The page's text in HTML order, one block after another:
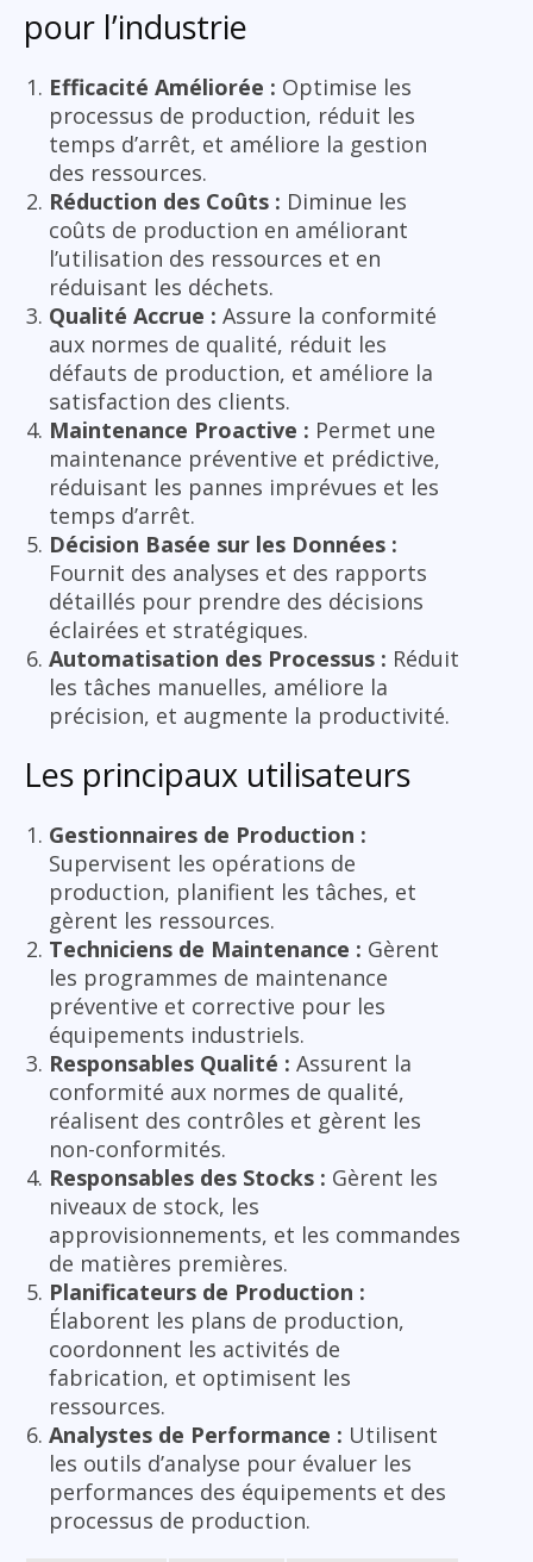
pour l’industrie
Efficacité Améliorée : Optimise les
processus de production, réduit les
temps d’arrêt, et améliore la gestion
des ressources.
Réduction des Coûts : Diminue les
coûts de production en améliorant
l’utilisation des ressources et en
réduisant les déchets.
Qualité Accrue : Assure la conformité
aux normes de qualité, réduit les
défauts de production, et améliore la
satisfaction des clients.
Maintenance Proactive : Permet une
maintenance préventive et prédictive,
réduisant les pannes imprévues et les
temps d’arrêt.
Décision Basée sur les Données :
Fournit des analyses et des rapports
détaillés pour prendre des décisions
éclairées et stratégiques.
Automatisation des Processus : Réduit
les tâches manuelles, améliore la
précision, et augmente la productivité.
Les principaux utilisateurs
Gestionnaires de Production :
Supervisent les opérations de
production, planifient les tâches, et
gèrent les ressources.
Techniciens de Maintenance : Gèrent
les programmes de maintenance
préventive et corrective pour les
équipements industriels.
Responsables Qualité : Assurent la
conformité aux normes de qualité,
réalisent des contrôles et gèrent les
non-conformités.
Responsables des Stocks : Gèrent les
niveaux de stock, les
approvisionnements, et les commandes
de matières premières.
Planificateurs de Production :
Élaborent les plans de production,
coordonnent les activités de
fabrication, et optimisent les
ressources.
Analystes de Performance : Utilisent
les outils d’analyse pour évaluer les
performances des équipements et des
processus de production.